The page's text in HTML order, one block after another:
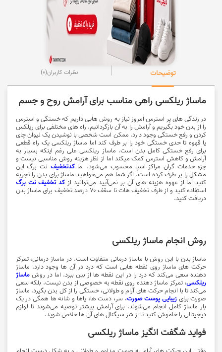
توضیحات نظرات کاربران(0)
ماساژ ریلکسی راهی مناسب برای آرامش روح و جسم
در زندگی های پر استرس امروز نیاز به روش هایی داریم که خستگی و استرس
را از بدن خود بگیریم و آرامش را به آن بازگردانیم. راه های مختلفی برای ریلکس
کردن و رفع خستگی وجود دارد. ممکن است شخصی با نوشیدن یک لیوان چای
یا قهوه تا حدی خستگی خود را بر طرف کند اما ماساژ ریلکسی یک راه قطعی
برای رفع خستگی کامل بدن است. ماساز ریلکسی علی رغم اینکه بسیار به
آرامش و کاهش استرس کمک میکند اما از نظر هزینه روش مناسبی نیست و
جزء خدمات گران مراکز اسپا محسوب می‌شود. اما کدتخفیف نت برگ این
مشکل را بر طرف کرده است. اگر شما هم می‌خواهید ماساژ برای بدن را تجربه
کنید اما از عهوه هزینه های آن بر نمی‌آیید می‌توانید از کد تخفیف نت برگ
استفاده کنید و از طرف تخفیف هات تا سقف ۷۰ درصد تخفیف برای ماساژ بدن
دریافت کنید.
روش انجام ماساژ ریلکسی
ماساژ بدن با این روش با ماساژ درمانی متفاوت است. در ماساژ درمانی، تمرکز
حرکت های ماساژ روی نقطه‌ هایی است که درد در آن ها وجود دارد. ماساژ
دهنده سعی می‌کند که درد را در این نقطه ها از بین ببرد. اما در روش ماساژ
ریلکسی، تمرکز ماساژ دهنده روی نقطه به خصوصی از بدن نیست. بلکه سعی
می‌کند تا با انجام حرکت های آرام و طولانی، خستگی را از کل بدن بگیرد. ماساژ
صورت برایزیبایی پوست صورت، سر، دست ها، پاها و شانه ها همگی در یک
بار ماساژ کامل انجام می‌شوند. برای آرامش بیشتر توصیه می‌شوند تا لوازم
دیجیتالی را خاموش کنید تا از شر سیگنال های آن ها خلاص شوید.
فواید شگفت انگیز ماساژ ریلکسی
وقتی این حرکت های آرام به صورت مداوم و طولانی و به شکل درست انجام